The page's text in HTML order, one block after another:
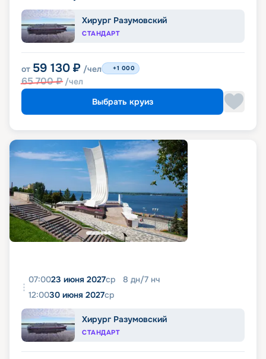
Хирург Разумовский
СТАНДАРТ
от 59 130 ₽ /чел
65 700₽ /чел
+1 000
Выбрать круиз
07:0023 июня 2027ср 8 дн/7 нч
12:0030 июня 2027ср
Хирург Разумовский
СТАНДАРТ